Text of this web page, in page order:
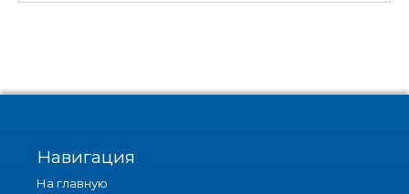
Навигация
На главную